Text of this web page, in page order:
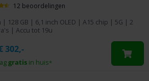
12 beoordelingen
| 128 GB | 6,1 inch OLED | A15 chip | 5G | 2
| Accu tot 19u
gratis in huis*
302,-